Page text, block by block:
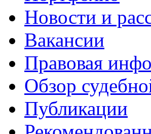
Новости и
Вакансии
Правовая
Обзор
Публикации